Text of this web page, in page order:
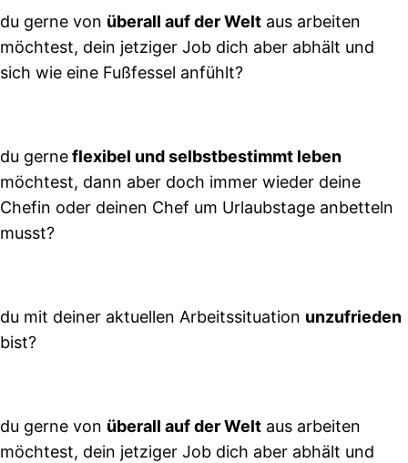
du gerne von überall auf der Welt aus arbeiten
möchtest, dein jetziger Job dich aber abhält und
sich wie eine Fußfessel anfühlt?
du gerneflexibel und selbstbestimmt leben
möchtest, dann aber doch immer wieder deine
Chefin oder deinen Chef um Urlaubstage anbetteln
musst?
du mit deiner aktuellen Arbeitssituation unzufrieden
bist?
du gerne von überall auf der Welt aus arbeiten
möchtest, dein jetziger Job dich aber abhält und